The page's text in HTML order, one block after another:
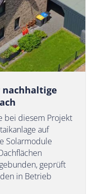
bei diesem Projekt
auf
Solarmodule
geprüft
in Betrieb